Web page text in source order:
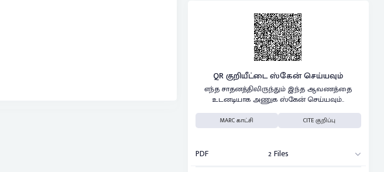
QR குறியீட்டை ஸ்கேன் செய்யவும்
எந்த சாதனத்திலிருந்தும் இந்த ஆவணத்தை
உடனடியாக அணுக ஸ்கேன் செய்யவும்..
MARC காட்சி CITE குறிப்பு
PDF 2 Files